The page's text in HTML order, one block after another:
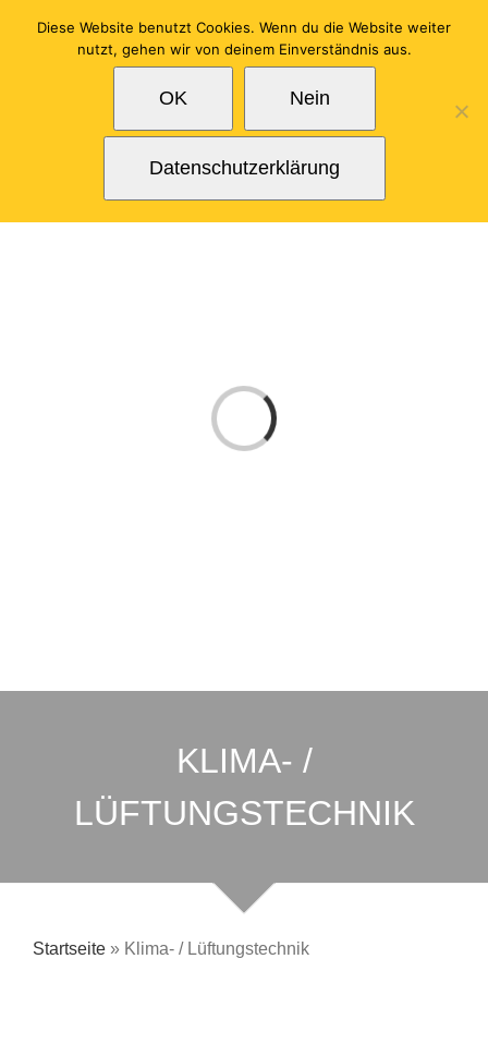
Inhalt
Laden...
KLIMA- /
LÜFTUNGSTECHNIK
Startseite » Klima- / Lüftungstechnik
Diese Website benutzt Cookies. Wenn du die Website weiter
nutzt, gehen wir von deinem Einverständnis aus.
OK Nein
Datenschutzerklärung